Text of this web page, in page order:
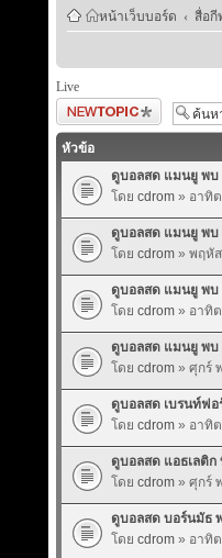
หน้าเว็บบอร์ด ‹ สื่อกี
Live
ตั้งกระทู้ใหม่
หัวข้อ
ดูบอลสด แมนยู พบ
โดย cdrom» อาทิต
ดูบอลสด แมนยู พบ
โดย cdrom» พฤหัส
ดูบอลสด แมนยู พบ
โดย cdrom» อาทิต
ดูบอลสด แมนยู พบ
โดย cdrom» ศุกร์
ดูบอลสด เบรนท์ฟอ
โดย cdrom» อาทิต
ดูบอลสด แอธเลติก
โดย cdrom» ศุกร์
ดูบอลสด บอร์นมัธ
โดย cdrom» อาทิต